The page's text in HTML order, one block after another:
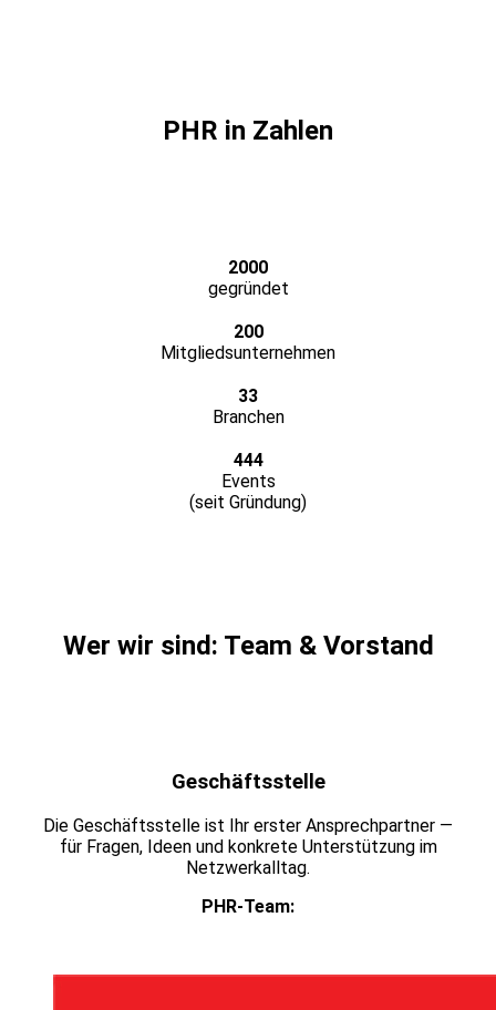
PHR in Zahlen
2000
gegründet
200
Mitgliedsunternehmen
33
Branchen
444
Events
(seit Gründung)
Wer wir sind: Team & Vorstand
Geschäftsstelle
Die Geschäftsstelle ist Ihr erster Ansprechpartner —
für Fragen, Ideen und konkrete Unterstützung im
Netzwerkalltag.
PHR-Team: